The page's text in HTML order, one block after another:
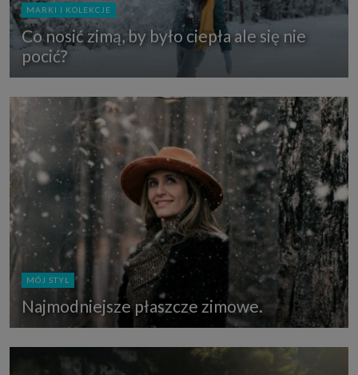
MARKI I KOLEKCJE
Co nosić zimą, by było ciepła ale się nie
pocić?
MÓJ STYL
Najmodniejsze płaszcze zimowe.